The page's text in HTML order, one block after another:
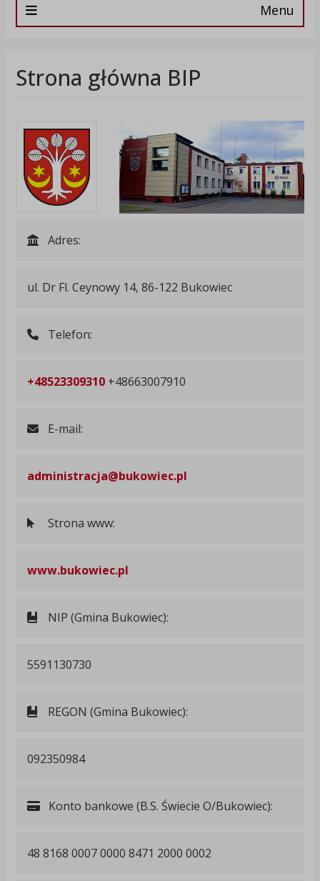
Menu
Strona główna BIP
Adres:
ul. Dr Fl. Ceynowy 14, 86-122 Bukowiec
Telefon:
+48523309310+48663007910
E-mail:
administracja@bukowiec.pl
Strona www:
www.bukowiec.pl
NIP (Gmina Bukowiec):
5591130730
REGON (Gmina Bukowiec):
092350984
Konto bankowe (B.S. Świecie O/Bukowiec):
48 8168 0007 0000 8471 2000 0002